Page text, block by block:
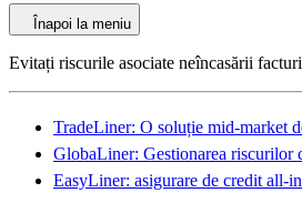
Înapoi la meniu
Evitați riscurile asociate neîncasării
TradeLiner: O soluție mid-market
GlobaLiner: Gestionarea riscurilor
EasyLiner: asigurare de credit